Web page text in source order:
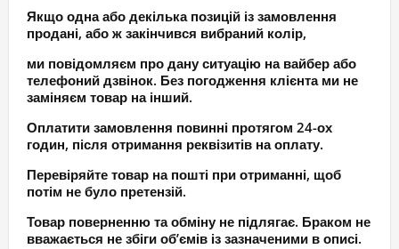
Якщо одна або декілька позицій із замовлення
продані, або ж закінчився вибраний колір,
ми повідомляєм про дану ситуацію на вайбер або
телефоний дзвінок. Без погодження клієнта ми не
заміняєм товар на інший.
Оплатити замовлення повинні протягом 24-ох
годин, після отримання реквізитів на оплату.
Перевіряйте товар на пошті при отриманні, щоб
потім не було претензій.
Товар поверненню та обміну не підлягає. Браком не
вважається не збіги об’ємів із зазначеними в описі.